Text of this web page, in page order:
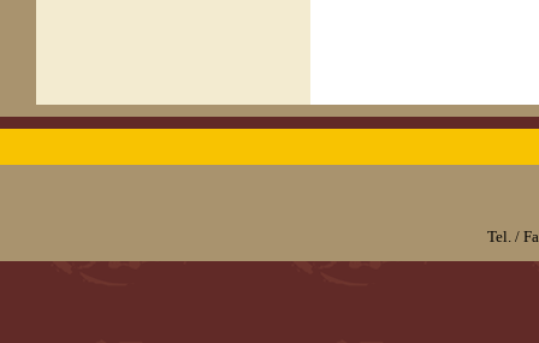
Tel. /